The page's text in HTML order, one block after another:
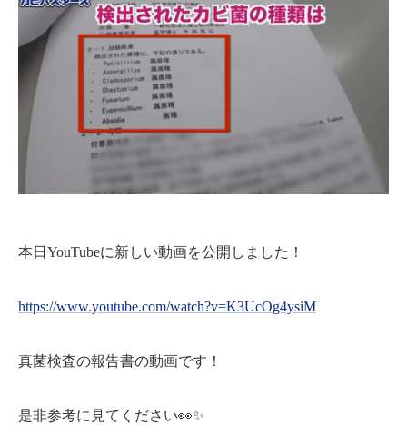
本日YouTubeに新しい動画を公開しました！⁡
https://www.youtube.com/watch?v=K3UcOg4ysiM
⁡真菌検査の報告書の動画です！⁡
⁡是非参考に見てください👀✨⁡